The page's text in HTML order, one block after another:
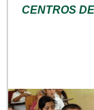
CENTROS